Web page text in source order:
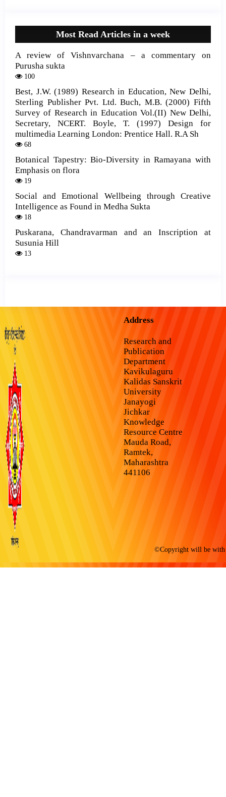
Most Read Articles in a week
A review of Vishnvarchana – a commentary on
Purusha sukta
100
Best, J.W. (1989) Research in Education, New Delhi,
Sterling Publisher Pvt. Ltd. Buch, M.B. (2000) Fifth
Survey of Research in Education Vol.(II) New Delhi,
Secretary, NCERT. Boyle, T. (1997) Design for
multimedia Learning London: Prentice Hall. R.A Sh
68
Botanical Tapestry: Bio-Diversity in Ramayana with
Emphasis on flora
19
Social and Emotional Wellbeing through Creative
Intelligence as Found in Medha Sukta
18
Puskarana, Chandravarman and an Inscription at
Susunia Hill
13
Address
Research and
Publication
Department
Kavikulaguru
Kalidas Sanskrit
University
Janayogi
Jichkar
Knowledge
Resource Centre
Mauda Road,
Ramtek,
Maharashtra
441106
©Copyright will be with